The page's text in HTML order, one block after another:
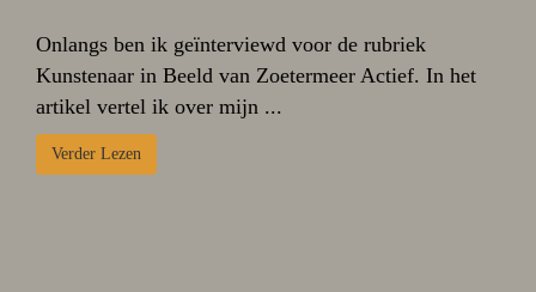
Onlangs ben ik geïnterviewd voor de rubriek
Kunstenaar in Beeld van Zoetermeer Actief. In het
artikel vertel ik over mijn ...
Verder Lezen